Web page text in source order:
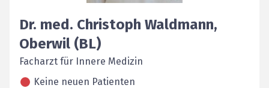
Dr. med. Christoph Waldmann,
Oberwil (BL)
Facharzt für Innere Medizin
Keine neuen Patienten